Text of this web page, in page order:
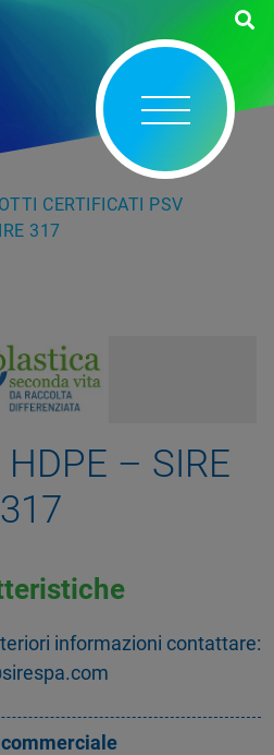
CERTIFICATI PSV
317
– SIRE
317
informazioni contattare: